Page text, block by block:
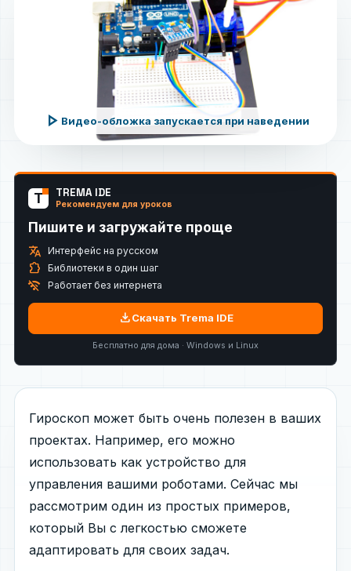
play_arrow Видео-обложка запускается при наведении
T TREMA IDE
Рекомендуем для уроков
Пишите и загружайте проще
translate Интерфейс на русском
extension Библиотеки в один шаг
wifi_off Работает без интернета
downloadСкачать Trema IDE
Бесплатно для дома · Windows и Linux
Гироскоп может быть очень полезен в ваших
проектах. Например, его можно
использовать как устройство для
управления вашими роботами. Сейчас мы
рассмотрим один из простых примеров,
который Вы с легкостью сможете
адаптировать для своих задач.